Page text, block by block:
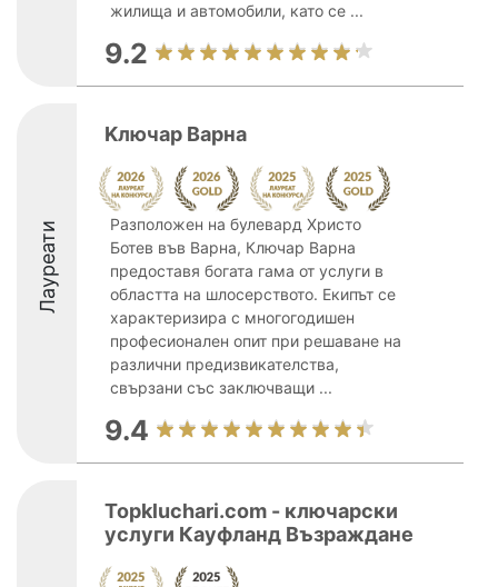
жилища и автомобили, като се ...
9.2
Лауреати
Kлючар Варна
Разположен на булевард Христо
Ботев във Варна, Ключар Варна
предоставя богата гама от услуги в
областта на шлосерството. Екипът се
характеризира с многогодишен
професионален опит при решаване на
различни предизвикателства,
свързани със заключващи ...
9.4
Topkluchari.com - ключарски
услуги Кауфланд Възраждане